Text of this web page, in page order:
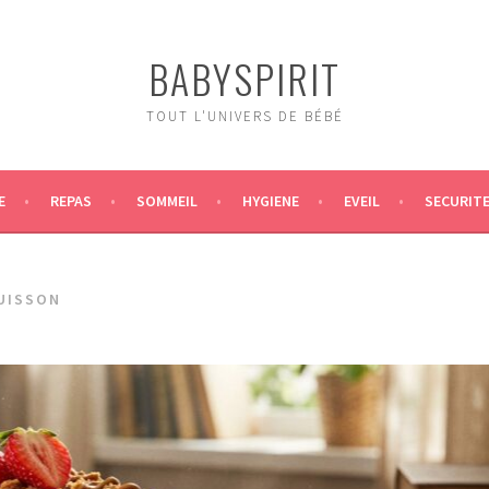
BABYSPIRIT
TOUT L'UNIVERS DE BÉBÉ
REPAS SOMMEIL HYGIENE EVEIL SECURITE